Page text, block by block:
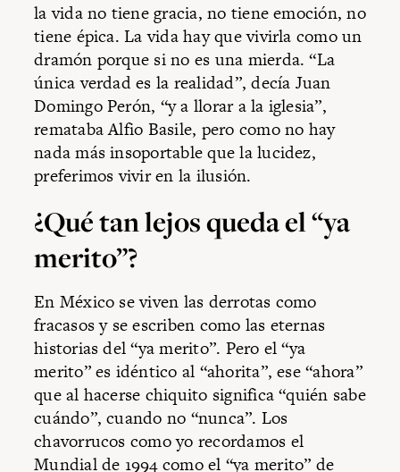
la vida no tiene gracia, no tiene emoción, no
tiene épica. La vida hay que vivirla como un
dramón porque si no es una mierda. “La
única verdad es la realidad”, decía Juan
Domingo Perón, “y a llorar a la iglesia”,
remataba Alfio Basile, pero como no hay
nada más insoportable que la lucidez,
preferimos vivir en la ilusión.
¿Qué tan lejos queda el “ya
merito”?
En México se viven las derrotas como
fracasos y se escriben como las eternas
historias del “ya merito”. Pero el “ya
merito” es idéntico al “ahorita”, ese “ahora”
que al hacerse chiquito significa “quién sabe
cuándo”, cuando no “nunca”. Los
chavorrucos como yo recordamos el
Mundial de 1994 como el “ya merito” de